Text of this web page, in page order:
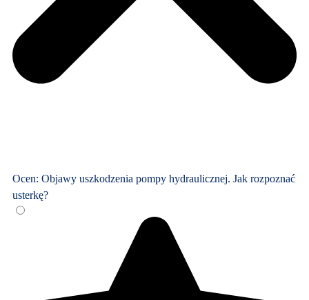
Ocen: Objawy uszkodzenia pompy hydraulicznej. Jak rozpoznać
usterkę?